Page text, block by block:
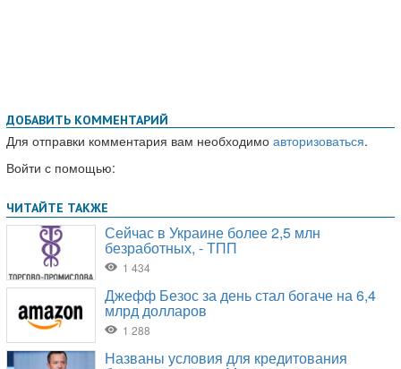
ДОБАВИТЬ КОММЕНТАРИЙ
Для отправки комментария вам необходимо авторизоваться.
Войти с помощью: